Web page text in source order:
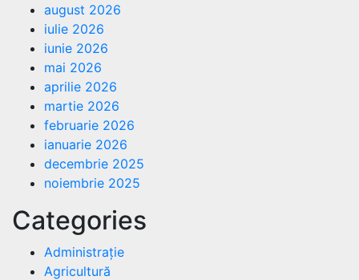
august 2026
iulie 2026
iunie 2026
mai 2026
aprilie 2026
martie 2026
februarie 2026
ianuarie 2026
decembrie 2025
noiembrie 2025
Categories
Administrație
Agricultură